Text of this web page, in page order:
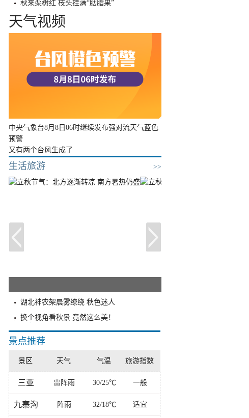
秋来栾树红 枝头挂满“胭脂果”
天气视频
中央气象台8月8日06时继续发布强对流天气蓝色
预警
又有两个台风生成了
>>
生活旅游
湖北神农架晨雾缭绕 秋色迷人
换个视角看秋景 竟然这么美！
景点推荐
景区 天气 气温 旅游指数
三亚 雷阵雨 30/25℃ 一般
九寨沟 阵雨 32/18℃ 适宜